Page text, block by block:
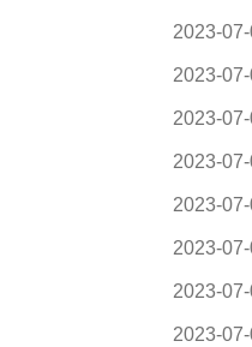
2023-
2023-
2023-
2023-
2023-
2023-
2023-
2023-